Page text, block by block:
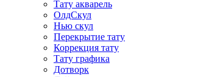
Тату акварель
ОлдСкул
Нью скул
Перекрытие тату
Коррекция тату
Тату графика
Дотворк